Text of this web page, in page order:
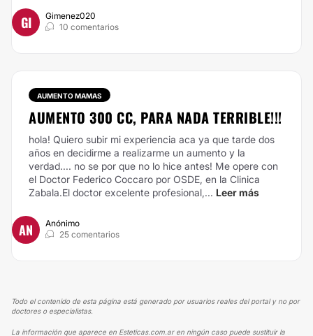
GI
Gimenez020
10 comentarios
AUMENTO MAMAS
AUMENTO 300 CC, PARA NADA TERRIBLE!!!
hola! Quiero subir mi experiencia aca ya que tarde dos
años en decidirme a realizarme un aumento y la
verdad.... no se por que no lo hice antes! Me opere con
el Doctor Federico Coccaro por OSDE, en la Clinica
Zabala.El doctor excelente profesional,... Leer más
AN
Anónimo
25 comentarios
Todo el contenido de esta página está generado por usuarios reales del portal y no por
doctores o especialistas.
La información que aparece en Esteticas.com.ar en ningún caso puede sustituir la